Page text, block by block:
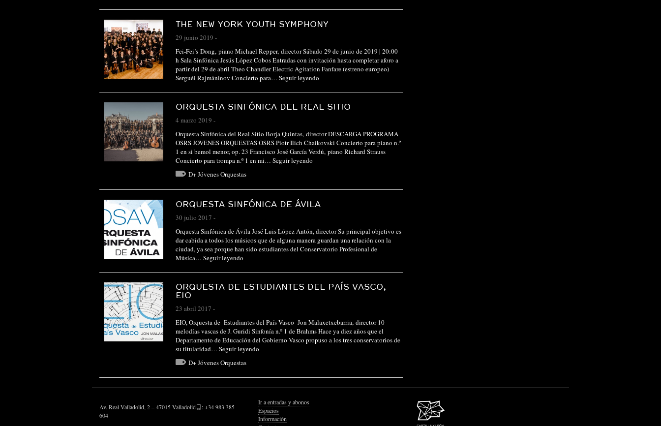
THE NEW YORK YOUTH SYMPHONY
29 junio 2019 -
Fei-Fei’s Dong, piano Michael Repper, director Sábado 29 de junio de 2019 | 20:00
h Sala Sinfónica Jesús López Cobos Entradas con invitación hasta completar aforo a
partir del 29 de abril Theo Chandler Electric Agitation Fanfare (estreno europeo)
Serguéi Rajmáninov Concierto para… Seguir leyendo
ORQUESTA SINFÓNICA DEL REAL SITIO
4 marzo 2019 -
Orquesta Sinfónica del Real Sitio Borja Quintas, director DESCARGA PROGRAMA
OSRS JOVENES ORQUESTAS OSRS Piotr Ilich Chaikovski Concierto para piano n.º
1 en si bemol menor, op. 23 Francisco José García Verdú, piano Richard Strauss
Concierto para trompa n.º 1 en mi… Seguir leyendo
D+ Jóvenes Orquestas
ORQUESTA SINFÓNICA DE ÁVILA
30 julio 2017 -
Orquesta Sinfónica de Ávila José Luis López Antón, director Su principal objetivo es
dar cabida a todos los músicos que de alguna manera guardan una relación con la
ciudad, ya sea porque han sido estudiantes del Conservatorio Profesional de
Música… Seguir leyendo
ORQUESTA DE ESTUDIANTES DEL PAÍS VASCO,
EIO
23 abril 2017 -
EIO, Orquesta de Estudiantes del País Vasco Jon Malaxetxebarria, director 10
melodías vascas de J. Guridi Sinfonía n.º 1 de Brahms Hace ya diez años que el
Departamento de Educación del Gobierno Vasco propuso a los tres conservatorios de
su titularidad… Seguir leyendo
D+ Jóvenes Orquestas
Av. Real Valladolid, 2 – 47015 Valladolid
: +34 983 385
604
Ir a entradas y abonos
Espacios
Información